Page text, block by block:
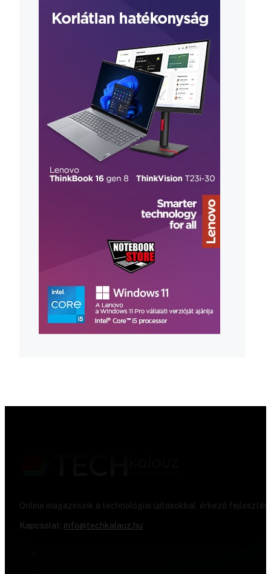
Online magazinunk a technológiai újításokkal, érkező
Kapcsolat: info@techkalauz.hu